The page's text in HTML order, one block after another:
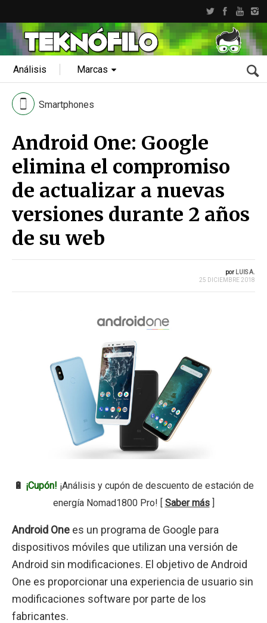
Análisis Marcas
Smartphones
Android One: Google
elimina el compromiso
de actualizar a nuevas
versiones durante 2 años
de su web
por LUIS A.
25 DICIEMBRE 2018
🔋 ¡Cupón! ¡Análisis y cupón de descuento de estación de
energía Nomad1800 Pro! [ Saber más]
Android One es un programa de Google para
dispositivos móviles que utilizan una versión de
Android sin modificaciones. El objetivo de Android
One es proporcionar una experiencia de usuario sin
modificaciones software por parte de los
fabricantes.